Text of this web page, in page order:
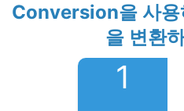
Conversion을 사용
을 변환
1